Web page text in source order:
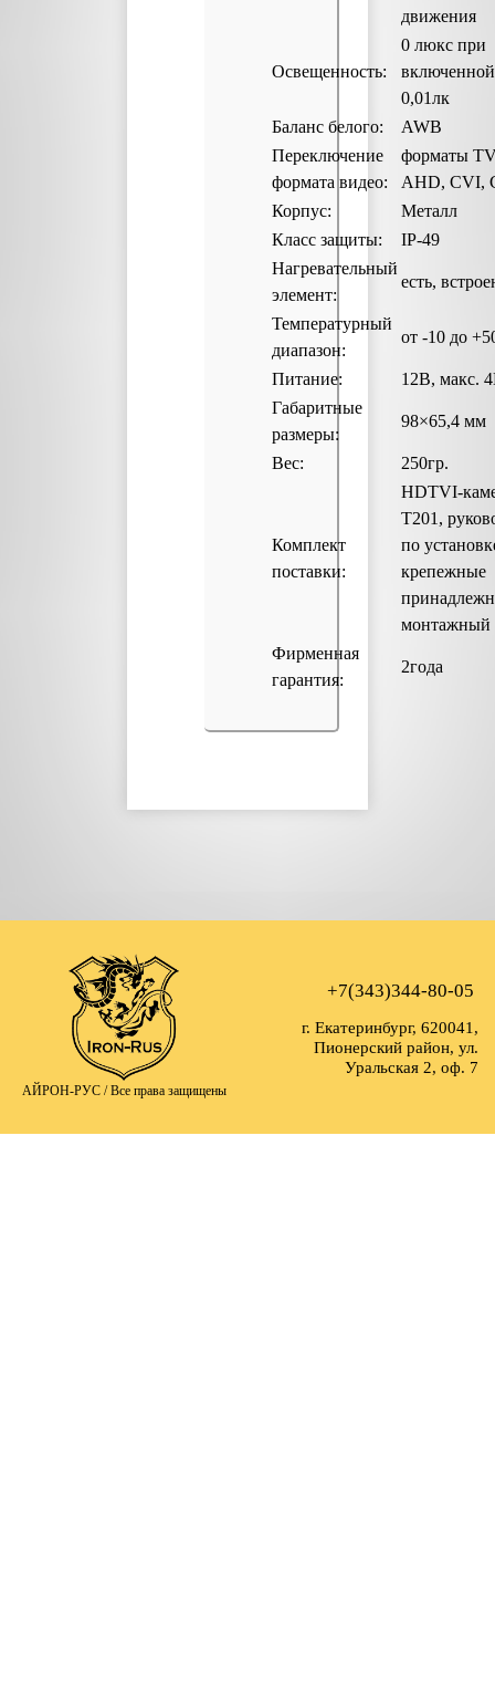
движения
Освещенность:
0 люкс при
0,01лк
Баланс белого:
AWB
Переключение
формата видео:
форматы
AHD, CVI,
Корпус:
Металл
Класс защиты:
IP-49
Нагревательный
элемент:
есть,
Температурный
диапазон:
от -10 до
Питание:
12В, макс.
Габаритные
размеры:
98×65,4 мм
Вес: 250гр.
Комплект
поставки:
HDTVI-
T201,
по
крепежные
монтажный
Фирменная
гарантия:
2года
АЙРОН-РУС /Все права защищены
+7(343)344-80-05
г. Екатеринбург, 620041,
Пионерский район, ул.
Уральская 2, оф. 7